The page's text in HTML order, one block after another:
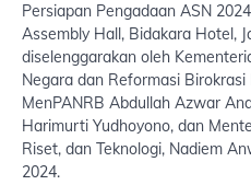
Persiapan Pengadaan ASN
Assembly Hall, Bidakara Hotel,
diselenggarakan oleh
Negara dan Reformasi Birokrasi
MenPANRB Abdullah Azwar
Harimurti Yudhoyono, dan
Riset, dan Teknologi, Nadiem
2024.